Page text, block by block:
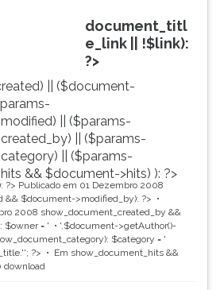
document_titl
e_link || !$link):
?>
|| ($document-
|| ($params-
|| ($params-
|| ($params-
&& $document->hits) ): ?>
?> Publicado em 01 Dezembro 2008
&& $document->modified_by): ?>
2008 show_document_created_by &&
$owner = '
'.$document->getAuthor()-
$category = '
'; ?> Em show_document_hits &&
download